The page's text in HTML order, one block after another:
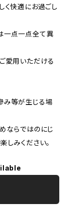
く快適にお過ごし
一点一点全て異
愛用いただける
み等が生じる場
ならではのにじ
しみください。